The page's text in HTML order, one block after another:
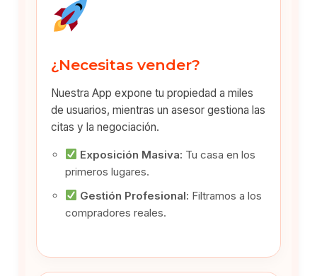
¿Necesitas vender?
Nuestra App expone tu propiedad a miles
de usuarios, mientras un asesor gestiona las
citas y la negociación.
Exposición Masiva: Tu casa en los
primeros lugares.
Gestión Profesional: Filtramos a los
compradores reales.